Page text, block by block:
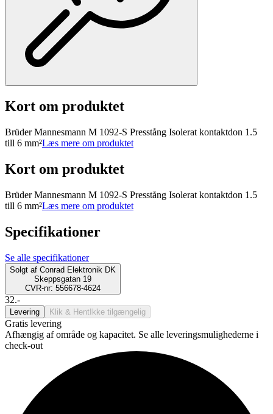
Kort om produktet
Brüder Mannesmann M 1092-S Presstång Isolerat kontaktdon 1.5
till 6 mm²Læs mere om produktet
Kort om produktet
Brüder Mannesmann M 1092-S Presstång Isolerat kontaktdon 1.5
till 6 mm²Læs mere om produktet
Specifikationer
Se alle specifikationer
Solgt af Conrad Elektronik DK
Skeppsgatan 19
CVR-nr: 556678-4624
32.-
Levering Klik & Hent Ikke tilgængelig
Gratis levering
Afhængig af område og kapacitet. Se alle leveringsmulighederne i
check-out